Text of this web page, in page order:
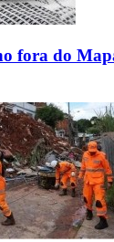
fora do